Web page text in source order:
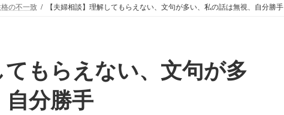
の不一致 【夫婦相談】理解してもらえない、文句が多い、私の話は無視、自分勝手
てもらえない、文句が多
分勝手